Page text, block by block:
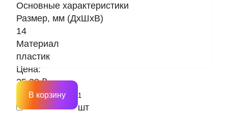
Основные характеристики
Размер, мм (ДхШхВ)
14
Материал
пластик
Цена:
25.38 ₽
шт
В корзину